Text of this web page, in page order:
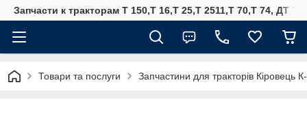
Запчасти к тракторам Т 150,Т 16,Т 25,Т 2511,Т 70,Т 74, ДТ
Товари та послуги Запчастини для тракторів Кіровець